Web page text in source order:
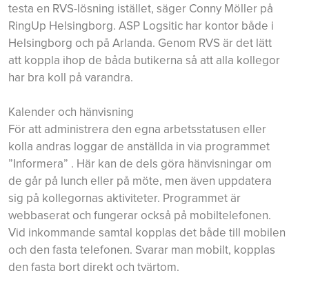
testa en RVS-lösning istället, säger Conny Möller på
RingUp Helsingborg. ASP Logsitic har kontor både i
Helsingborg och på Arlanda. Genom RVS är det lätt
att koppla ihop de båda butikerna så att alla kollegor
har bra koll på varandra.
Kalender och hänvisning
För att administrera den egna arbetsstatusen eller
kolla andras loggar de anställda in via programmet
”Informera” . Här kan de dels göra hänvisningar om
de går på lunch eller på möte, men även uppdatera
sig på kollegornas aktiviteter. Programmet är
webbaserat och fungerar också på mobiltelefonen.
Vid inkommande samtal kopplas det både till mobilen
och den fasta telefonen. Svarar man mobilt, kopplas
den fasta bort direkt och tvärtom.